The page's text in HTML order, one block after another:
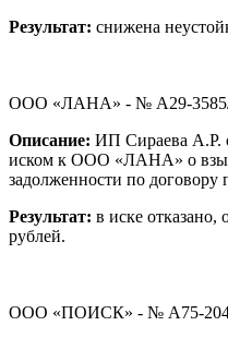
Результат: снижена
ООО «ЛАНА» - № А29-3585/
Описание: ИП Сираева А.Р.
иском к ООО «ЛАНА» о
задолженности по договору
Результат: в иске отказано,
рублей.
ООО «ПОИСК» - № А75-